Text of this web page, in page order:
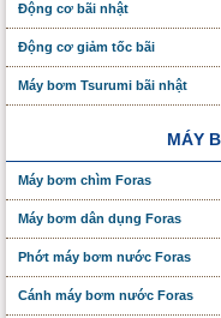
Động cơ bãi nhật
Động cơ giảm tốc bãi
Máy bơm Tsurumi bãi nhật
MÁY
Máy bơm chìm Foras
Máy bơm dân dụng Foras
Phớt máy bơm nước Foras
Cánh máy bơm nước Foras